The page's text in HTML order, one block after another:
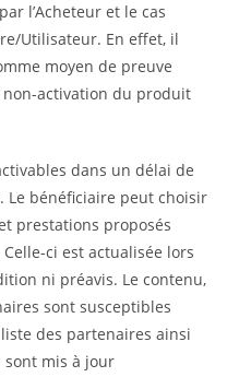
l’Acheteur et le cas
Utilisateur. En effet, il
moyen de preuve
non-activation du produit
dans un délai de
Le bénéficiaire peut choisir
prestations proposés
ci est actualisée lors
ni préavis. Le contenu,
sont susceptibles
liste des partenaires ainsi
sont mis à jour